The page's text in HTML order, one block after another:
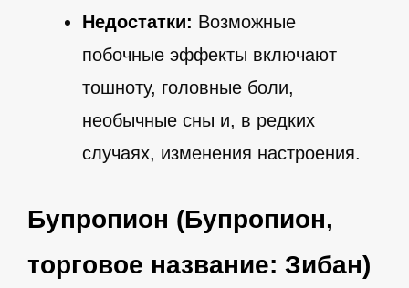
Недостатки: Возможные
побочные эффекты включают
тошноту, головные боли,
необычные сны и, в редких
случаях, изменения настроения.
Бупропион (Бупропион,
торговое название: Зибан)